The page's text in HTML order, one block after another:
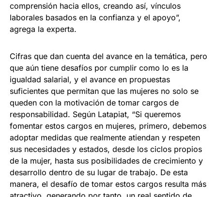
comprensión hacia ellos, creando así, vínculos
laborales basados en la confianza y el apoyo”,
agrega la experta.
Cifras que dan cuenta del avance en la temática, pero
que aún tiene desafíos por cumplir como lo es la
igualdad salarial, y el avance en propuestas
suficientes que permitan que las mujeres no solo se
queden con la motivación de tomar cargos de
responsabilidad. Según Latapiat, “Si queremos
fomentar estos cargos en mujeres, primero, debemos
adoptar medidas que realmente atiendan y respeten
sus necesidades y estados, desde los ciclos propios
de la mujer, hasta sus posibilidades de crecimiento y
desarrollo dentro de su lugar de trabajo. De esta
manera, el desafío de tomar estos cargos resulta más